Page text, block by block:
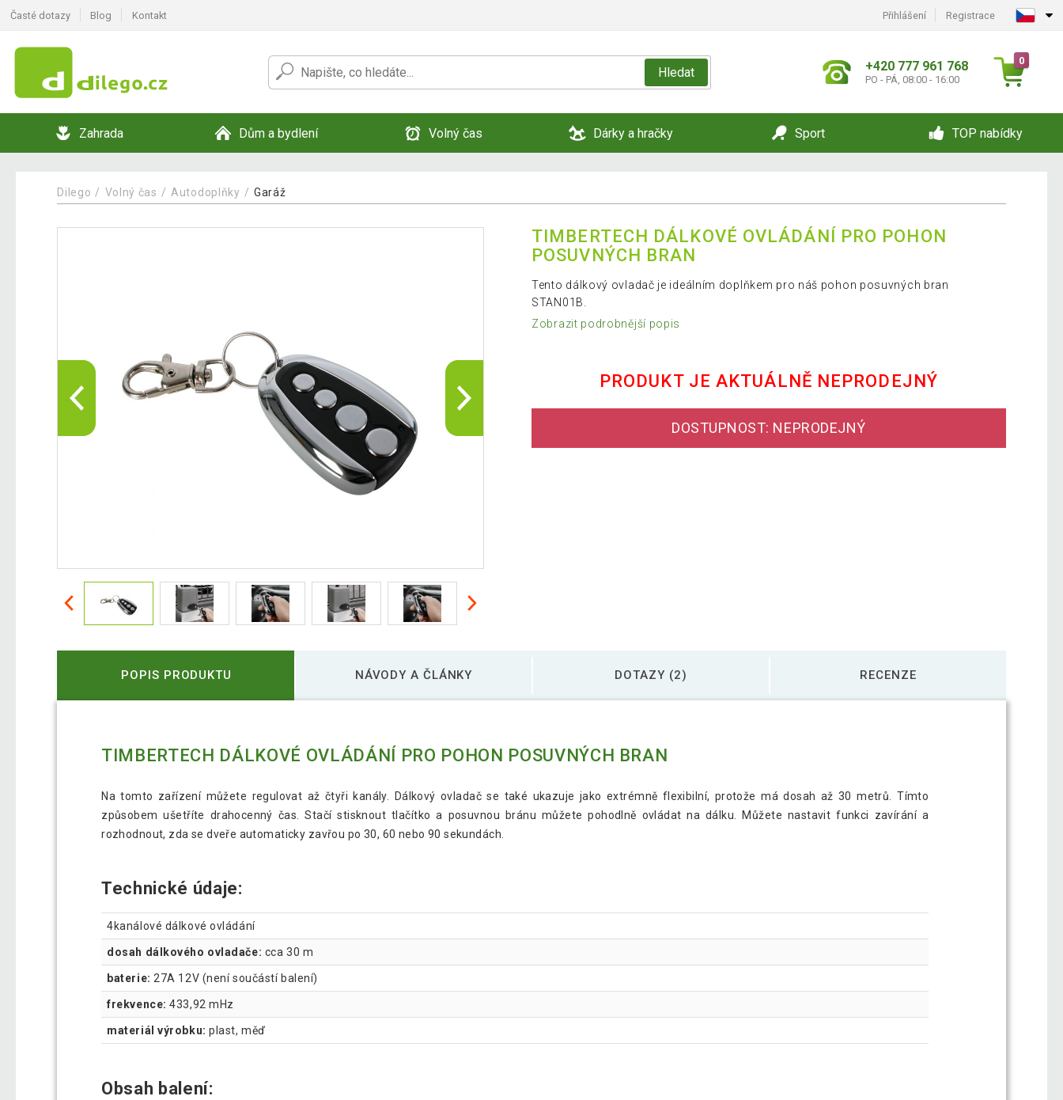
Časté dotazy Blog Kontakt Přihlášení Registrace
Hledat +420 777 961 768
PO - PÁ, 08:00 - 16:00
0
Zahrada Dům a bydlení Volný čas Dárky a hračky Sport TOP nabídky
Dilego Volný čas Autodoplňky Garáž
TIMBERTECH DÁLKOVÉ OVLÁDÁNÍ PRO POHON
POSUVNÝCH BRAN
Tento dálkový ovladač je ideálním doplňkem pro náš pohon posuvných bran
STAN01B.
Zobrazit podrobnější popis
PRODUKT JE AKTUÁLNĚ NEPRODEJNÝ
DOSTUPNOST: NEPRODEJNÝ
POPIS PRODUKTU NÁVODY A ČLÁNKY DOTAZY (2) RECENZE
TIMBERTECH DÁLKOVÉ OVLÁDÁNÍ PRO POHON POSUVNÝCH BRAN
Na tomto zařízení můžete regulovat až čtyři kanály. Dálkový ovladač se také ukazuje jako extrémně flexibilní, protože má dosah až 30 metrů. Tímto
způsobem ušetříte drahocenný čas. Stačí stisknout tlačítko a posuvnou bránu můžete pohodlně ovládat na dálku. Můžete nastavit funkci zavírání a
rozhodnout, zda se dveře automaticky zavřou po 30, 60 nebo 90 sekundách.
Technické údaje:
4kanálové dálkové ovládání
dosah dálkového ovladače: cca 30 m
baterie: 27A 12V (není součástí balení)
frekvence: 433,92 mHz
materiál výrobku: plast, měď
Obsah balení: